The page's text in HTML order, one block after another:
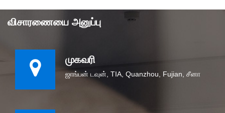
விசாரணையை அனுப்பு
முகவரி
ஜாங்பன் டவுன், TIA, Quanzhou, Fujian, சீனா